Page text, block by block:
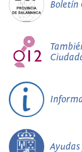
Boletín